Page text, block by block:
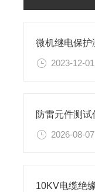
2023-12-01
2026-08-07